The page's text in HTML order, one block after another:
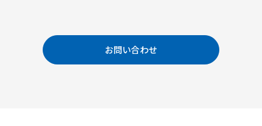
お問い合わせ